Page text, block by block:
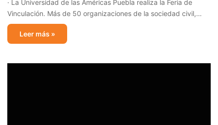
· La Universidad de las Américas Puebla realiza la Feria de
Vinculación. Más de 50 organizaciones de la sociedad civil,…
Leer más »